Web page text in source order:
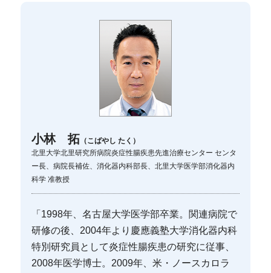
小林 拓 （こばやし たく）
北里大学北里研究所病院炎症性腸疾患先進治療センター センタ
ー長、病院長補佐、消化器内科部長、北里大学医学部消化器内
科学 准教授
「1998年、名古屋大学医学部卒業。関連病院で
研修の後、2004年より慶應義塾大学消化器内科
特別研究員として炎症性腸疾患の研究に従事、
2008年医学博士。2009年、米・ノースカロラ